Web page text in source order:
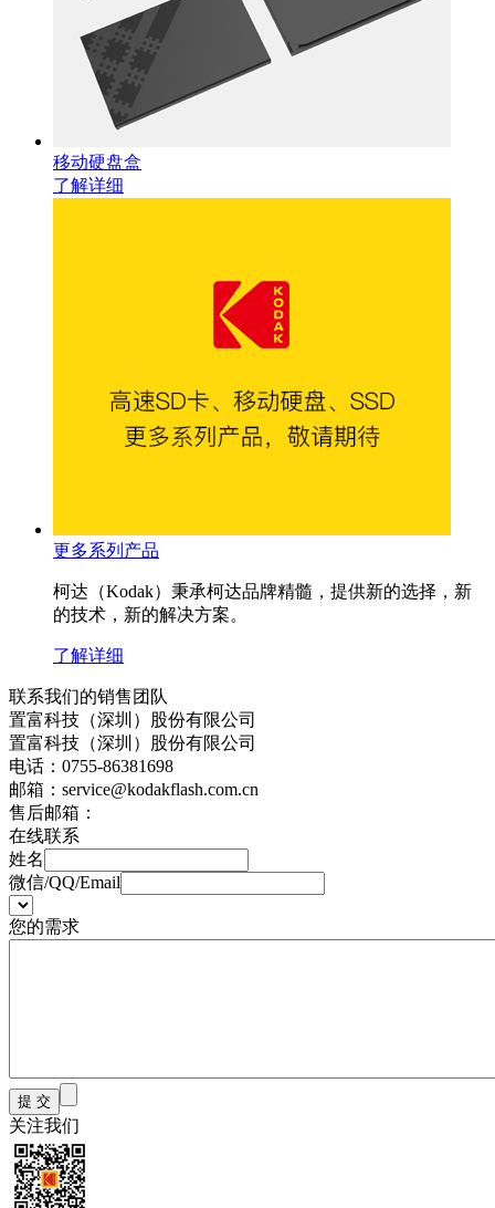
移动硬盘盒
了解详细
更多系列产品
柯达（Kodak）秉承柯达品牌精髓，提供新的选择，新
的技术，新的解决方案。
了解详细
联系我们的销售团队
置富科技（深圳）股份有限公司
置富科技（深圳）股份有限公司
电话： 0755-86381698
邮箱： service@kodakflash.com.cn
售后邮箱：
在线联系
姓名
微信/QQ/Email
您的需求
关注我们